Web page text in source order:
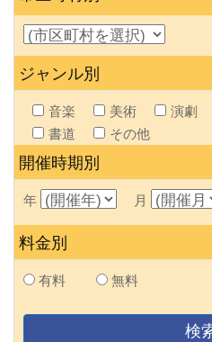
ジャンル別
音楽 美術 演劇
書道
その他
開催時期別
年 月
料金別
有料 無料